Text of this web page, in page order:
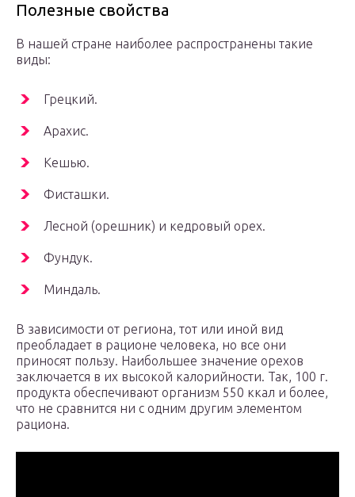
Полезные свойства
В нашей стране наиболее распространены такие
виды:
Грецкий.
Арахис.
Кешью.
Фисташки.
Лесной (орешник) и кедровый орех.
Фундук.
Миндаль.
В зависимости от региона, тот или иной вид
преобладает в рационе человека, но все они
приносят пользу. Наибольшее значение орехов
заключается в их высокой калорийности. Так, 100 г.
продукта обеспечивают организм 550 ккал и более,
что не сравнится ни с одним другим элементом
рациона.